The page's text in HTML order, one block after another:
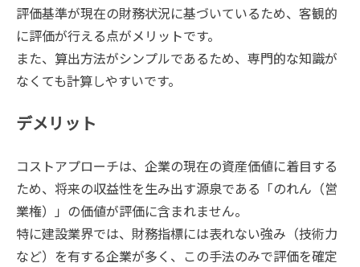
評価基準が現在の財務状況に基づいているため、客観的
に評価が行える点がメリットです。
また、算出方法がシンプルであるため、専門的な知識が
なくても計算しやすいです。
デメリット
コストアプローチは、企業の現在の資産価値に着目する
ため、将来の収益性を生み出す源泉である「のれん（営
業権）」の価値が評価に含まれません。
特に建設業界では、財務指標には表れない強み（技術力
など）を有する企業が多く、この手法のみで評価を確定